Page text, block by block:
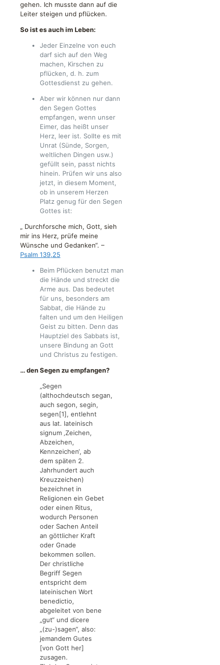
gehen. Ich musste dann auf die
Leiter steigen und pflücken.
So ist es auch im Leben:
Jeder Einzelne von euch
darf sich auf den Weg
machen, Kirschen zu
pflücken, d. h. zum
Gottesdienst zu gehen.
Aber wir können nur dann
den Segen Gottes
empfangen, wenn unser
Eimer, das heißt unser
Herz, leer ist. Sollte es mit
Unrat (Sünde, Sorgen,
weltlichen Dingen usw.)
gefüllt sein, passt nichts
hinein. Prüfen wir uns also
jetzt, in diesem Moment,
ob in unserem Herzen
Platz genug für den Segen
Gottes ist:
„ Durchforsche mich, Gott, sieh
mir ins Herz, prüfe meine
Wünsche und Gedanken“. –
Psalm 139,25
Beim Pflücken benutzt man
die Hände und streckt die
Arme aus. Das bedeutet
für uns, besonders am
Sabbat, die Hände zu
falten und um den Heiligen
Geist zu bitten. Denn das
Hauptziel des Sabbats ist,
unsere Bindung an Gott
und Christus zu festigen.
… den Segen zu empfangen?
„Segen
(althochdeutsch segan,
auch segon, segin,
segen[1], entlehnt
aus lat. lateinisch
signum ‚Zeichen,
Abzeichen,
Kennzeichen‘, ab
dem späten 2.
Jahrhundert auch
Kreuzzeichen)
bezeichnet in
Religionen ein Gebet
oder einen Ritus,
wodurch Personen
oder Sachen Anteil
an göttlicher Kraft
oder Gnade
bekommen sollen.
Der christliche
Begriff Segen
entspricht dem
lateinischen Wort
benedictio,
abgeleitet von bene
„gut“ und dicere
„(zu-)sagen“, also:
jemandem Gutes
[von Gott her]
zusagen.